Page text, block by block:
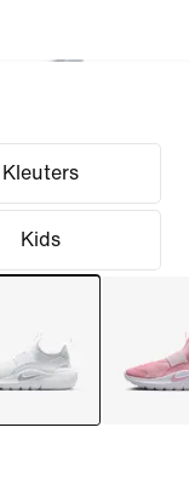
Kleuters
Kids